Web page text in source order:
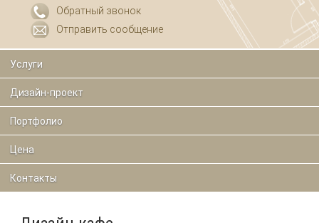
Обратный звонок
Отправить сообщение
Услуги
Дизайн-проект
Портфолио
Цена
Контакты